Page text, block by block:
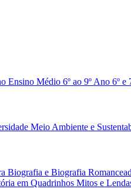
Ensino Médio 6º ao 9º Ano 6º e
Meio Ambiente e
Biografia e Biografia
em Quadrinhos Mitos e